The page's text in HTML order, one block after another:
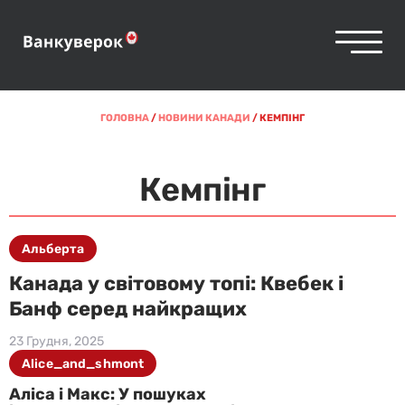
ГОЛОВНА/НОВИНИ КАНАДИ /КЕМПІНГ
Кемпінг
Канада у світовому топі: Квебек і
Банф серед найкращих
23 Грудня, 2025
Альберта
Аліса і Макс: У пошуках
Alice_and_shmont